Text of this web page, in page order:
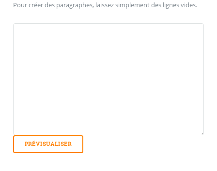
Pour créer des paragraphes, laissez simplement des lignes vides.